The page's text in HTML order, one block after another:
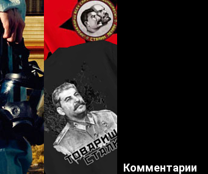
Комментарии